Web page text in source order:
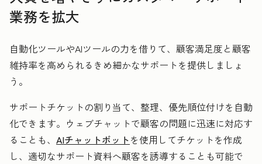
業務を拡大
自動化ツールやAIツールの力を借りて、顧客満足度と顧客
維持率を高められるきめ細かなサポートを提供しましょ
う。
サポートチケットの割り当て、整理、優先順位付けを自動
化できます。ウェブチャットで顧客の問題に迅速に対応す
ることも、 AIチャットボットを使用してチケットを作成
し、適切なサポート資料へ顧客を誘導することも可能で